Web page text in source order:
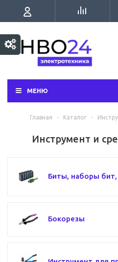
МЕНЮ
Главная - Каталог -
Инструмент и
Биты, наборы
Бокорезы